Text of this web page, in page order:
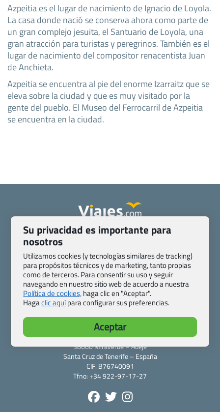
Azpeitia es el lugar de nacimiento de Ignacio de Loyola.
La casa donde nació se conserva ahora como parte de
un gran complejo jesuita, el Santuario de Loyola, una
gran atracción para turistas y peregrinos. También es el
lugar de nacimiento del compositor renacentista Juan
de Anchieta.
Azpeitia se encuentra al pie del enorme Izarraitz que se
eleva sobre la ciudad y que es muy visitado por la
gente del pueblo. El Museo del Ferrocarril de Azpeitia
se encuentra en la ciudad.
Quienes somos
Contacto
Pasaporte, Visado, Salud y otras disposiciones específicas
Blog de Viajes.com
Registro de agencias
Preguntas frecuentes
Condiciones generales
Política de privacidad y cookies
Transparencia
Todas las páginas – sitemap
Viajes.com
Last Minute Express S.L.U.
c/ Drago, CC HLS, Local 13
38660 Miraverde – Adeje
Santa Cruz de Tenerife – España
CIF: B76740091
Tfno: +34 922-97-17-27
Su privacidad es importante para
nosotros
Utilizamos cookies (y tecnologías similares de tracking)
para propósitos técnicos y de marketing, tanto propias
como de terceros. Para consentir su uso y seguir
navegando en nuestro sitio web de acuerdo a nuestra
Política de cookies,haga clic en "Aceptar".
Hagaclic aquípara configurar sus preferencias.
Aceptar